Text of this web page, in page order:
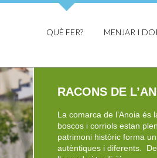
QUÈ FER? MENJAR I
RACONS DE
La comarca de l’Anoia és
boscos i corriols estan
patrimoni històric forma
autèntiques i diferents.